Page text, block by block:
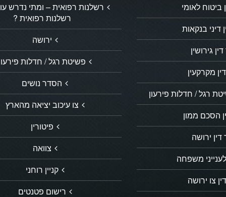
ביטוח לאומי
דיני בנקאות
גירושין
מקרקעין
רגל / חדלות פירעון
הסכם ממון
דין ירושה
משפחה
צו ירושה
רשלנות רפואית – ומתי נדרש
רשלנות רפואית ?
ירושה
פשיטת רגל / חדלות
הסדר נושים
צו עיכוב יציאה מהארץ
פיטורין
צוואה
קניין רוחני
רישום פטנטים